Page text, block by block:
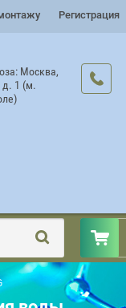
Регистрация
Москва,
д. 1 (м.